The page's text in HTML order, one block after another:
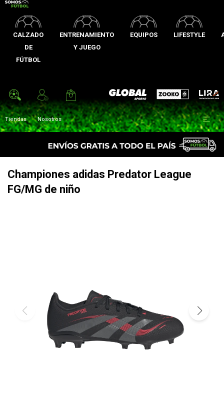
CALZADO
DE
FÚTBOL
ENTRENAMIENTO
Y JUEGO
EQUIPOS LIFESTYLE
Global Sports Zooko Lira
Tiendas Nosotros 
Championes adidas Predator League
FG/MG de niño